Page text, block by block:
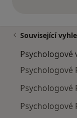
Související
Psychologové
Psychologové
Psychologové
Psychologové